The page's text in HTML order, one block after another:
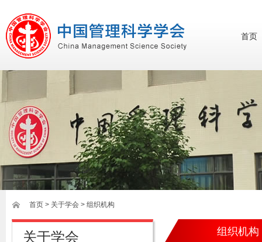
首页
首页 > 关于学会 > 组织机构
关于学会 组织机构